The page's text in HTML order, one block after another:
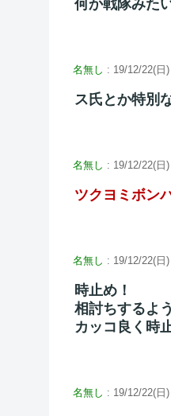
何か戦隊みた
名無し : 19/12/22(日)
ス氏とか特別
名無し : 19/12/22(日)
ツクヨミボン
名無し : 19/12/22(日)
時止め！
相討ちするよ
カッコ良く時
名無し : 19/12/22(日)